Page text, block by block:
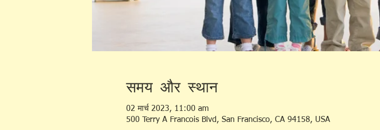
समय और स्थान
02 मार्च 2023, 11:00 am
500 Terry A Francois Blvd, San Francisco, CA 94158, USA